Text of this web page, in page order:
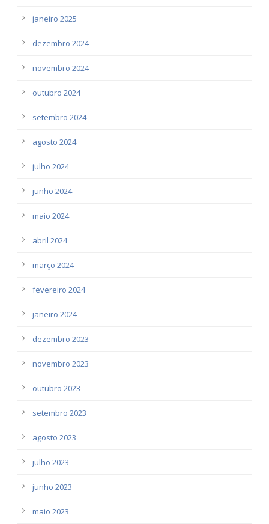
janeiro 2025
dezembro 2024
novembro 2024
outubro 2024
setembro 2024
agosto 2024
julho 2024
junho 2024
maio 2024
abril 2024
março 2024
fevereiro 2024
janeiro 2024
dezembro 2023
novembro 2023
outubro 2023
setembro 2023
agosto 2023
julho 2023
junho 2023
maio 2023